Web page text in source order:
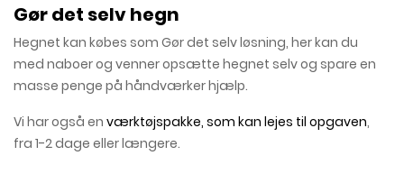
Gør det selv hegn
Hegnet kan købes som Gør det selv løsning, her kan du
med naboer og venner opsætte hegnet selv og spare en
masse penge på håndværker hjælp.
Vi har også en værktøjspakke, som kan lejes til opgaven,
fra 1-2 dage eller længere.